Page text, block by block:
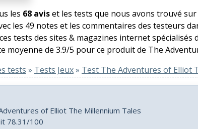
les 68 aviset les tests que nous avons trouvé
les 49 notes et les commentaires des testeurs
tests des sites & magazines internet
moyenne de 3.9/5 pour ce produit de The
tests » Tests Jeux» Test The Adventures of Elliot
of Elliot The Millennium Tales
78.31/100